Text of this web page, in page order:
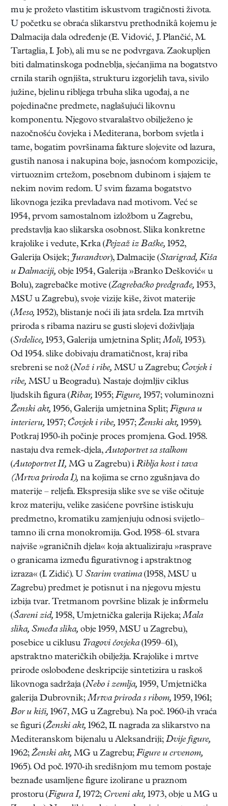
mu je prožeto vlastitim iskustvom tragičnosti života.
U početku se obraća slikarstvu prethodnikâ kojemu je
Dalmacija dala određenje (E. Vidović, J. Plančić, M.
Tartaglia, I. Job), ali mu se ne podvrgava. Zaokupljen
biti dalmatinskoga podneblja, sjećanjima na bogatstvo
crnila starih ognjišta, strukturu izgorjelih tava, sivilo
južine, bjelinu ribljega trbuha slika ugođaj, a ne
pojedinačne predmete, naglašujući likovnu
komponentu. Njegovo stvaralaštvo obilježeno je
nazočnošću čovjeka i Mediterana, borbom svjetla i
tame, bogatim površinama fakture slojevite od lazura,
gustih nanosa i nakupina boje, jasnoćom kompozicije,
virtuoznim crtežom, posebnom dubinom i sjajem te
nekim novim redom. U svim fazama bogatstvo
likovnoga jezika prevladava nad motivom. Već se
1954, prvom samostalnom izložbom u Zagrebu,
predstavlja kao slikarska osobnost. Slika konkretne
krajolike i vedute, Krka (Pejzaž iz Baške, 1952,
Galerija Osijek; Jurandvor), Dalmacije (Starigrad, Kiša
u Dalmaciji, obje 1954, Galerija »Branko Dešković« u
Bolu), zagrebačke motive (Zagrebačko predgrađe, 1953,
MSU u Zagrebu), svoje vizije kiše, život materije
(Meso, 1952), blistanje noći ili jata srdela. Iza mrtvih
priroda s ribama naziru se gusti slojevi doživljaja
(Srdelice, 1953, Galerija umjetnina Split;Moli, 1953).
Od 1954. slike dobivaju dramatičnost, kraj riba
srebreni se nož (Nož i ribe, MSU u Zagrebu; Čovjek i
ribe, MSU u Beogradu). Nastaje dojmljiv ciklus
ljudskih figura (Ribar, 1955; Figure, 1957; voluminozni
Ženski akt, 1956, Galerija umjetnina Split; Figura u
interieru, 1957; Čovjek i ribe, 1957; Ženski akt, 1959).
Potkraj 1950-ih počinje proces promjena. God. 1958.
nastaju dva remek-djela,Autoportret sa stalkom
(Autoportret II, MG u Zagrebu) i Riblja kost i tava
(Mrtva priroda I), na kojima se crno zgušnjava do
materije – reljefa. Ekspresija slike sve se više očituje
kroz materiju, velike zasićene površine istiskuju
predmetno, kromatiku zamjenjuju odnosi svijetlo–
tamno ili crna monokromija. God. 1958–61. stvara
najviše »graničnih djela« koja aktualiziraju »rasprave
o granicama između figurativnog i apstraktnog
izraza« (I. Zidić). U Starim vratima(1958, MSU u
Zagrebu) predmet je potisnut i na njegovu mjestu
izbija tvar. Tretmanom površine blizak je informelu
(Šareni zid, 1958, Umjetnička galerija Rijeka;Mala
slika, Smeđa slika, obje 1959, MSU u Zagrebu),
posebice u ciklusu Tragovi čovjeka(1959–61),
apstraktno materičkih obilježja. Krajolike i mrtve
prirode oslobođene deskripcije sintetizira u raskoš
likovnoga sadržaja (Nebo i zemlja, 1959, Umjetnička
galerija Dubrovnik;Mrtva priroda s ribom, 1959, 1961;
Bor u kiši, 1967, MG u Zagrebu). Na poč. 1960-ih vraća
se figuri (Ženski akt, 1962, II. nagrada za slikarstvo na
Mediteranskom bijenalu u Aleksandriji; Dvije figure,
1962; Ženski akt, MG u Zagrebu; Figure u crvenom,
1965). Od poč. 1970-ih središnjom mu temom postaje
beznađe usamljene figure izolirane u praznom
prostoru (Figura I, 1972; Crveni akt, 1973, obje u MG u